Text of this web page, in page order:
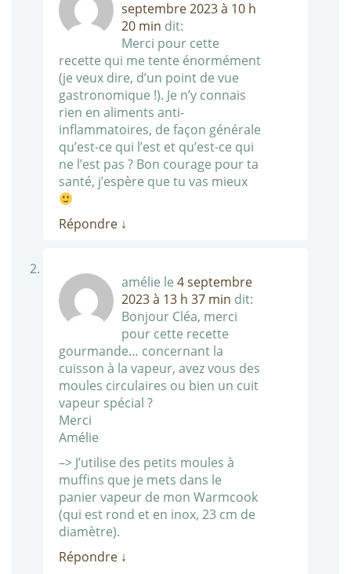
septembre 2023 à 10 h
20 min dit:
Merci pour cette
recette qui me tente énormément
(je veux dire, d’un point de vue
gastronomique !). Je n’y connais
rien en aliments anti-
inflammatoires, de façon générale
qu’est-ce qui l’est et qu’est-ce qui
ne l’est pas ? Bon courage pour ta
santé, j’espère que tu vas mieux
Répondre ↓
amélie le 4 septembre
2023 à 13 h 37 min dit:
Bonjour Cléa, merci
pour cette recette
gourmande… concernant la
cuisson à la vapeur, avez vous des
moules circulaires ou bien un cuit
vapeur spécial ?
Merci
Amélie
–> J’utilise des petits moules à
muffins que je mets dans le
panier vapeur de mon Warmcook
(qui est rond et en inox, 23 cm de
diamètre).
Répondre ↓